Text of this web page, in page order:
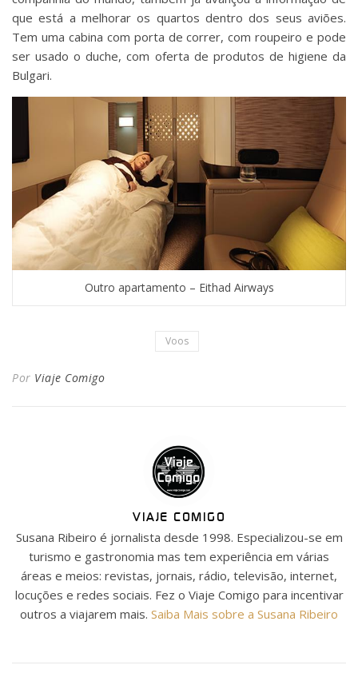
que está a melhorar os quartos dentro dos seus aviões.
Tem uma cabina com porta de correr, com roupeiro e pode
ser usado o duche, com oferta de produtos de higiene da
Bulgari.
Outro apartamento – Eithad Airways
Voos
Por Viaje Comigo
VIAJE COMIGO
Susana Ribeiro é jornalista desde 1998. Especializou-se em
turismo e gastronomia mas tem experiência em várias
áreas e meios: revistas, jornais, rádio, televisão, internet,
locuções e redes sociais. Fez o Viaje Comigo para incentivar
outros a viajarem mais. Saiba Mais sobre a Susana Ribeiro